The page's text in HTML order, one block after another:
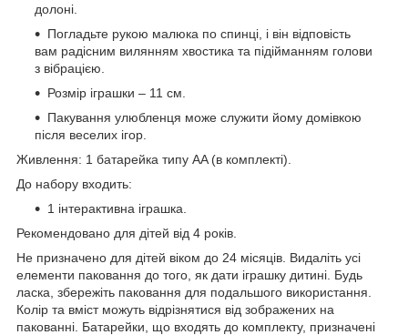
долоні.
Погладьте рукою малюка по спинці, і він відповість
вам радісним вилянням хвостика та підійманням голови
з вібрацією.
Розмір іграшки – 11 см.
Пакування улюбленця може служити йому домівкою
після веселих ігор.
Живлення: 1 батарейка типу AA (в комплекті).
До набору входить:
1 інтерактивна іграшка.
Рекомендовано для дітей від 4 років.
Не призначено для дітей віком до 24 місяців. Видаліть усі
елементи паковання до того, як дати іграшку дитині. Будь
ласка, збережіть паковання для подальшого використання.
Колір та вміст можуть відрізнятися від зображених на
пакованні. Батарейки, що входять до комплекту, призначені